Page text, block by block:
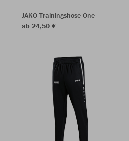
JAKO Trainingshose One
ab 24,50 €